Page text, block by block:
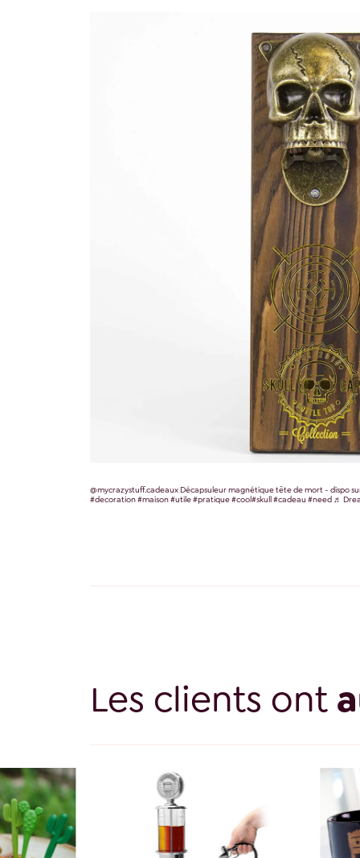
@mycrazystuff.cadeauxDécapsuleur magnétique tête de mort - dispo
#decoration#maison#utile#pratique#cool#skull#cadeau #need ♬
Les clients ont